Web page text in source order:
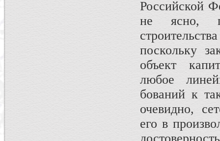
Российской
не ясно,
поскольку
объект
любое
бований к
очевидно,
его в